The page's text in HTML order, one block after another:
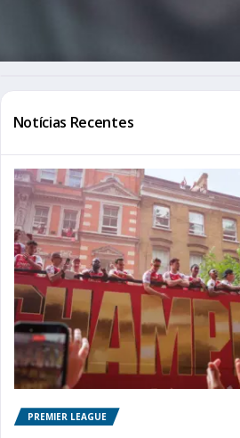
Notícias Recentes
PREMIER LEAGUE